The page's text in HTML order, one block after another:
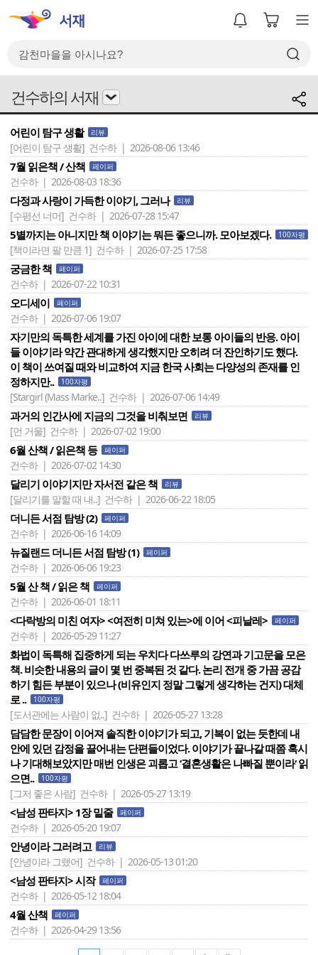
건수하의 서재
어린이 탐구 생활 리뷰
[어린이 탐구 생활] 건수하 | 2026-08-06 13:46
7월 읽은책 / 산책 페이퍼
건수하 | 2026-08-03 18:36
다정과 사랑이 가득한 이야기, 그러나 리뷰
[수평선 너머] 건수하 | 2026-07-28 15:47
5별까지는 아니지만 책 이야기는 뭐든 좋으니까. 모아보겠다. 100자평
[책이라면 팔 만큼 1] 건수하 | 2026-07-25 17:58
궁금한 책 페이퍼
건수하 | 2026-07-22 10:31
오디세이 페이퍼
건수하 | 2026-07-06 19:07
자기만의 독특한 세계를 가진 아이에 대한 보통 아이들의 반응. 아이
들 이야기라 약간 관대하게 생각했지만 오히려 더 잔인하기도 했다.
이 책이 쓰여질 때와 비교하여 지금 한국 사회는 다양성의 존재를 인
정하지만..
100자평
[Stargirl (Mass Marke..] 건수하 | 2026-07-06 14:49
과거의 인간사에 지금의 그것을 비춰보면 리뷰
[먼 거울] 건수하 | 2026-07-02 19:00
6월 산책 / 읽은책 등 페이퍼
건수하 | 2026-07-02 14:30
달리기 이야기지만 자서전 같은 책 리뷰
[달리기를 말할 때 내..] 건수하 | 2026-06-22 18:05
더니든 서점 탐방 (2) 페이퍼
건수하 | 2026-06-16 14:09
뉴질랜드 더니든 서점 탐방 (1) 페이퍼
건수하 | 2026-06-06 19:23
5월 산 책 / 읽은 책 페이퍼
건수하 | 2026-06-01 18:11
<다락방의 미친 여자> <여전히 미쳐 있는>에 이어 <피날레> 페이퍼
건수하 | 2026-05-29 11:27
화법이 독특해 집중하게 되는 우치다 다쓰루의 강연과 기고문을 모은
책. 비슷한 내용의 글이 몇 번 중복된 것 같다. 논리 전개 중 가끔 공감
하기 힘든 부분이 있으나 (비유인지 정말 그렇게 생각하는 건지) 대체
로 ..
100자평
[도서관에는 사람이 없..] 건수하 | 2026-05-27 13:28
담담한 문장이 이어져 솔직한 이야기가 되고, 기복이 없는 듯한데 내
안에 있던 감정을 끌어내는 단편들이었다. 이야기가 끝나갈 때쯤 혹시
나 기대해보았지만 매번 인생은 괴롭고 ‘결혼생활은 나빠질 뿐이라‘ 읽
으면..
100자평
[그저 좋은 사람] 건수하 | 2026-05-27 13:19
<남성 판타지> 1장 밑줄 페이퍼
건수하 | 2026-05-20 19:07
안녕이라 그러려고 리뷰
[안녕이라 그랬어] 건수하 | 2026-05-13 01:20
<남성 판타지> 시작 페이퍼
건수하 | 2026-05-12 18:04
4월 산책 페이퍼
건수하 | 2026-04-29 13:56